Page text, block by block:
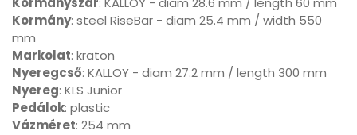
Kormány: steel RiseBar - diam 25.4 mm / width 550
mm
Markolat: kraton
Nyeregcső: KALLOY - diam 27.2 mm / length 300 mm
Nyereg: KLS Junior
Pedálok: plastic
Vázméret: 254 mm